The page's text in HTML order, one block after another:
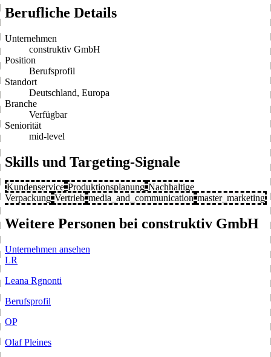
Berufliche Details
Unternehmen
construktiv GmbH
Position
Berufsprofil
Standort
Deutschland, Europa
Branche
Verfügbar
Seniorität
mid-level
Skills und Targeting-Signale
Kundenservice Produktionsplanung Nachhaltige
Verpackung Vertrieb media_and_communication master_marketing
Weitere Personen bei construktiv GmbH
Unternehmen ansehen
LR
Leana Rgnonti
Berufsprofil
OP
Olaf Pleines